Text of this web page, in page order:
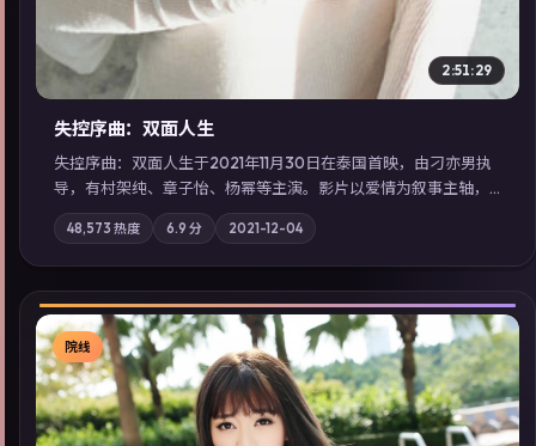
2:51:29
失控序曲：双面人生
失控序曲：双面人生于2021年11月30日在泰国首映，由刁亦男执
导，有村架纯、章子怡、杨幂等主演。影片以爱情为叙事主轴，
两代人的执念在暴风雨夜正面相撞；摄影与配乐强化地域气质；
站内亦可通过「国产免费观看高清电视剧在线看」延展检索同类
型高分佳作，畅享高清在线追剧体验。
48,573 热度 6.9 分 2021-12-04
院线